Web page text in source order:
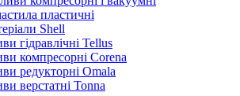
пластичні
Shell
гідравлічні Tellus
компресорні Corena
редукторні Omala
верстатні Tonna